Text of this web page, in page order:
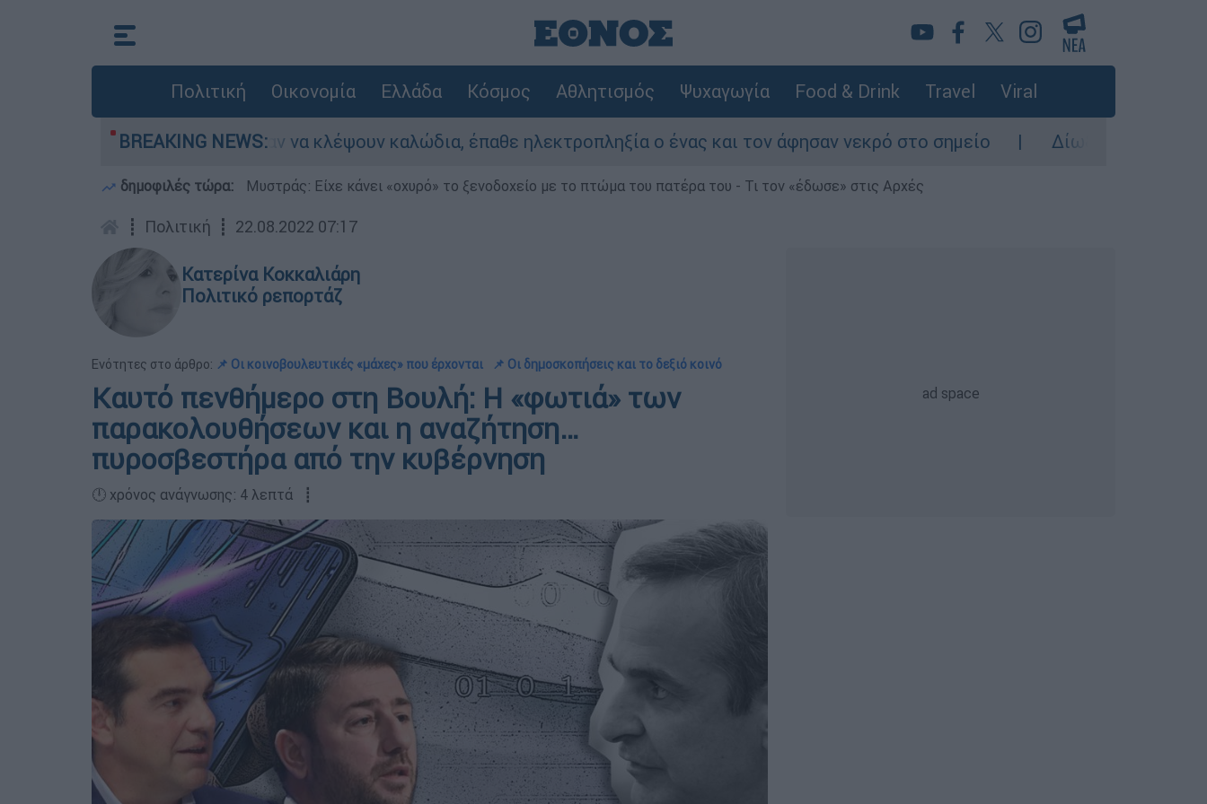
Πολιτική Οικονομία Ελλάδα Κόσμος Αθλητισμός Ψυχαγωγία Food & Drink Travel Viral
BREAKING NEWS:
Άνω Λιόσια: Πήγαν να κλέψουν καλώδια, έπαθε ηλεκτροπληξία ο ένας και τον άφησαν νεκρό στο σημείο Δίωξη για ανθρωποκτονία από
δημοφιλές τώρα: Μυστράς: Είχε κάνει «οχυρό» το ξενοδοχείο με το πτώμα του πατέρα του - Τι τον «έδωσε» στις Αρχές
┋ Πολιτική ┋ 22.08.2022 07:17
Κατερίνα Κοκκαλιάρη
Πολιτικό ρεπορτάζ
Ενότητες στο άρθρο: 📌 Οι κοινοβουλευτικές «μάχες» που έρχονται 📌 Οι δημοσκοπήσεις και το δεξιό κοινό
Καυτό πενθήμερο στη Βουλή: Η «φωτιά» των
παρακολουθήσεων και η αναζήτηση…
πυροσβεστήρα από την κυβέρνηση
🕛 χρόνος ανάγνωσης: 4 λεπτά ┋